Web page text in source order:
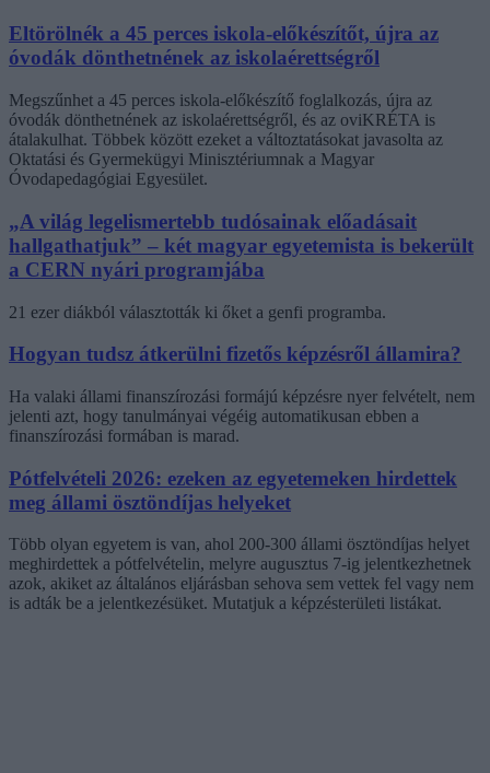
Eltörölnék a 45 perces iskola-előkészítőt, újra az
óvodák dönthetnének az iskolaérettségről
Megszűnhet a 45 perces iskola-előkészítő foglalkozás, újra az
óvodák dönthetnének az iskolaérettségről, és az oviKRÉTA is
átalakulhat. Többek között ezeket a változtatásokat javasolta az
Oktatási és Gyermekügyi Minisztériumnak a Magyar
Óvodapedagógiai Egyesület.
„A világ legelismertebb tudósainak előadásait
hallgathatjuk” – két magyar egyetemista is bekerült
a CERN nyári programjába
21 ezer diákból választották ki őket a genfi programba.
Hogyan tudsz átkerülni fizetős képzésről államira?
Ha valaki állami finanszírozási formájú képzésre nyer felvételt, nem
jelenti azt, hogy tanulmányai végéig automatikusan ebben a
finanszírozási formában is marad.
Pótfelvételi 2026: ezeken az egyetemeken hirdettek
meg állami ösztöndíjas helyeket
Több olyan egyetem is van, ahol 200-300 állami ösztöndíjas helyet
meghirdettek a pótfelvételin, melyre augusztus 7-ig jelentkezhetnek
azok, akiket az általános eljárásban sehova sem vettek fel vagy nem
is adták be a jelentkezésüket. Mutatjuk a képzésterületi listákat.